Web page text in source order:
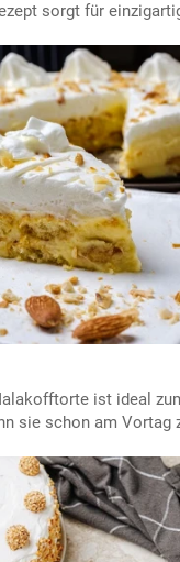
sorgt für
ist ideal
sie schon am Vortag